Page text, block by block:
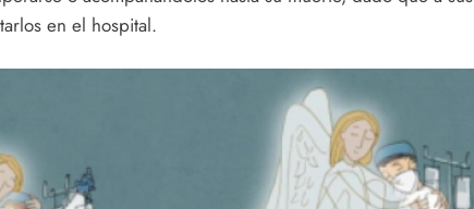
en el hospital.